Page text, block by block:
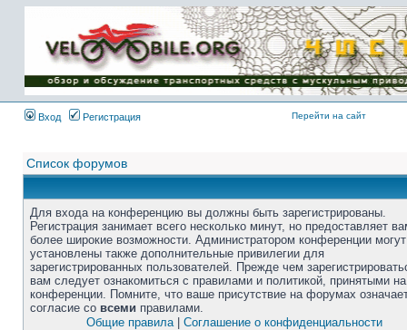
Вход Регистрация Перейти на сайт
Список форумов
Для входа на конференцию вы должны быть зарегистрированы.
Регистрация занимает всего несколько минут, но предоставляет
более широкие возможности. Администратором конференции
установлены также дополнительные привилегии для
зарегистрированных пользователей. Прежде чем
вам следует ознакомиться с правилами и политикой, принятыми на
конференции. Помните, что ваше присутствие на форумах
согласие со всеми правилами.
Общие правила| Соглашение о конфиденциальности